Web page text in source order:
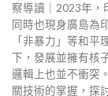
察導讀｜2023年，
同時也現身廣島為
「非暴力」等和
下，發展並擁有核
邏輯上也並不衝突
關技術的掌握，探